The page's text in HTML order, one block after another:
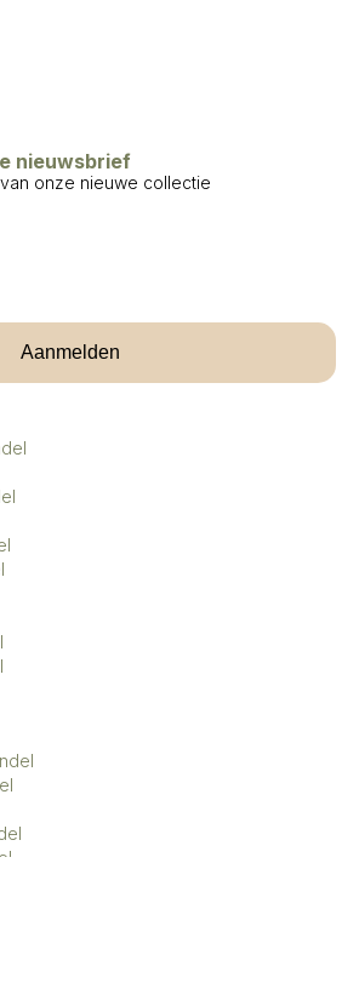
nieuwsbrief
onze nieuwe collectie
Aanmelden